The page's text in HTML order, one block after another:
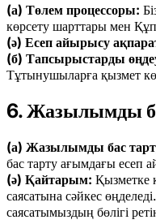
(а) Төлем процессоры:
көрсету шарттары мен
(ә) Есеп айырысу
(б) Тапсырыстарды
Тұтынушыларға қызмет
6. Жазылымды
(а) Жазылымды бас
бас тарту ағымдағы есеп
(ә) Қайтарым: Қызметке
саясатына сәйкес
саясатымыздың бөлігі